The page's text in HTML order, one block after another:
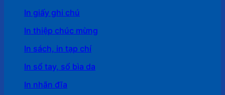
In giấy ghi chú
In thiệp chúc mừng
In sách, in tạp chí
In sổ tay, sổ bìa da
In nhãn đĩa